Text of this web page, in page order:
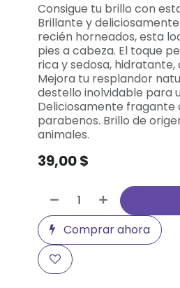
Consigue tu brillo con
Brillante y
recién horneados, esta
pies a cabeza. El toque
rica y sedosa,
Mejora tu resplandor
destello inolvidable para
Deliciosamente fragante
parabenos. Brillo de
animales.
39,00$
Comprar ahora